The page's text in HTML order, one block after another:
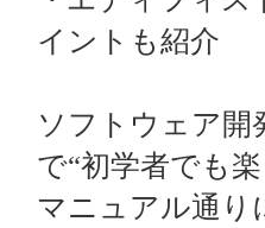
イントも紹介
ソフトウェア開
で“初学者でも
マニュアル通り